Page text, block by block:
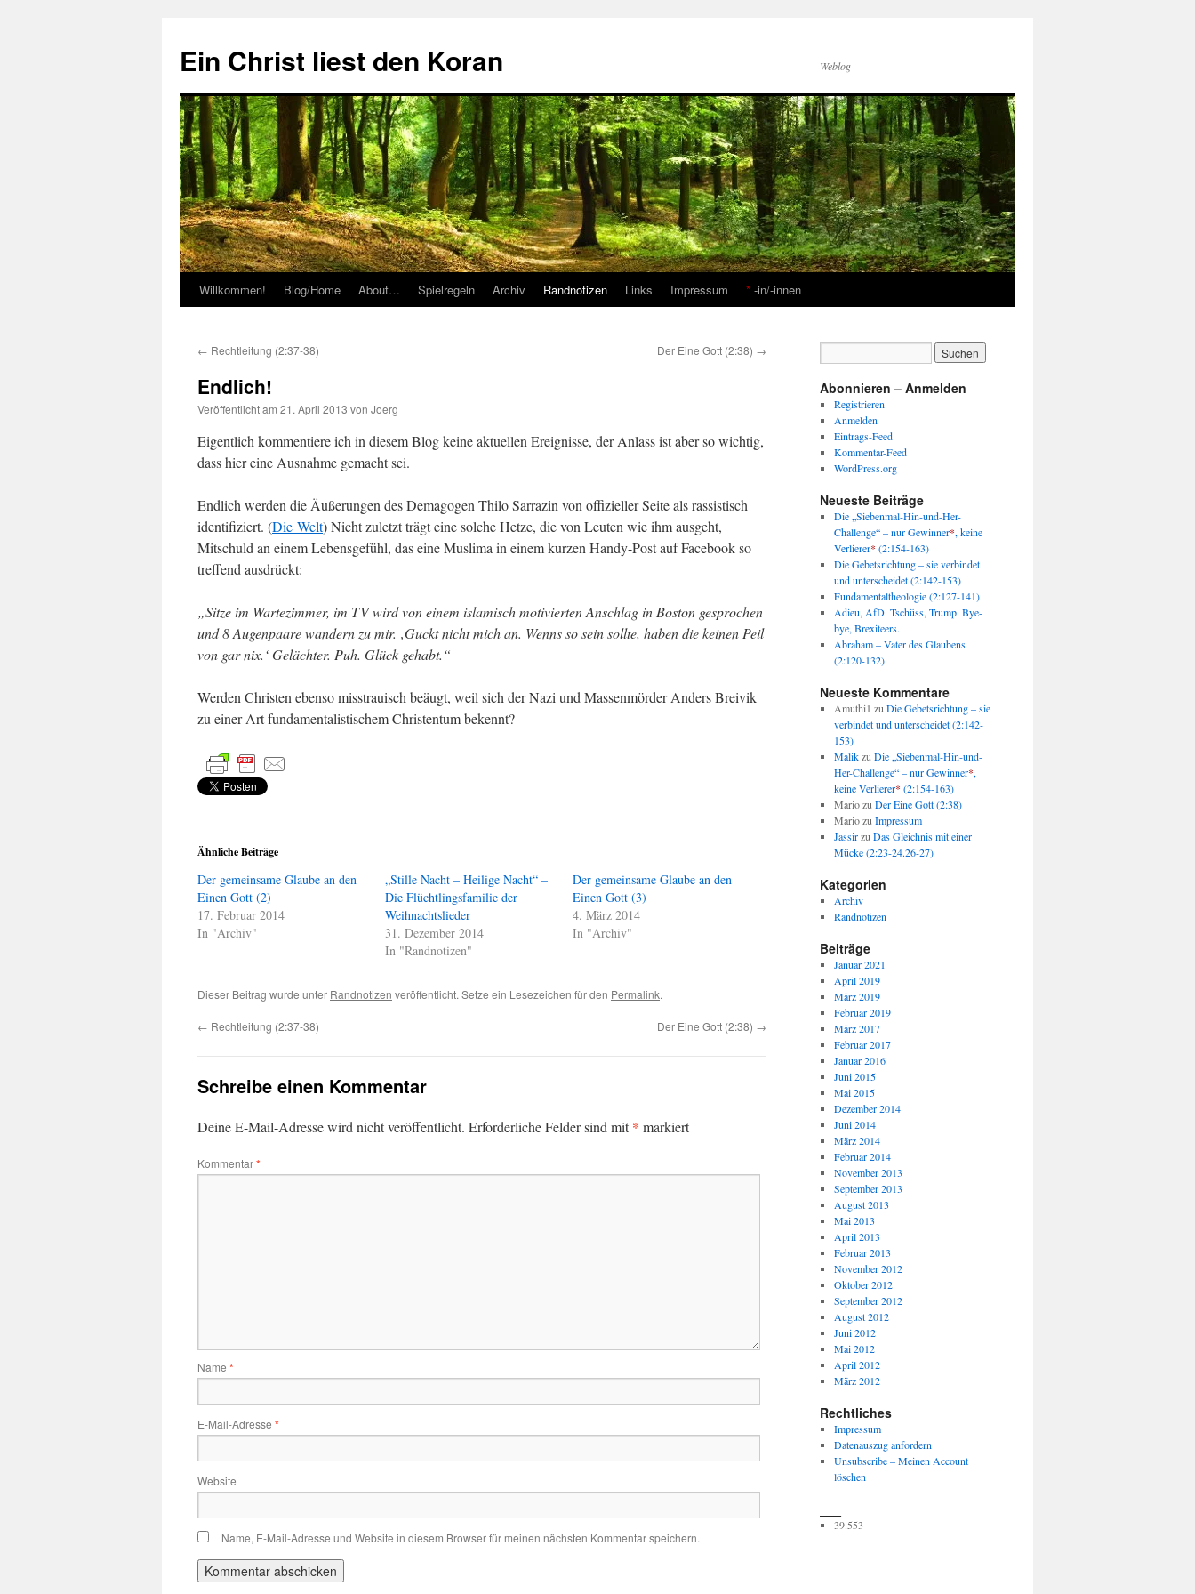
springen
Ein Christ liest den Koran Weblog
Willkommen! Blog/Home About… Spielregeln Archiv Randnotizen Links Impressum * -in/-innen
← Rechtleitung (2:37-38) Der Eine Gott (2:38) →
Endlich!
Veröffentlicht am 21. April 2013 von Joerg
Eigentlich kommentiere ich in diesem Blog keine aktuellen Ereignisse, der Anlass ist aber so wichtig,
dass hier eine Ausnahme gemacht sei.
Endlich werden die Äußerungen des Demagogen Thilo Sarrazin von offizieller Seite als rassistisch
identifiziert. (Die Welt) Nicht zuletzt trägt eine solche Hetze, die von Leuten wie ihm ausgeht,
Mitschuld an einem Lebensgefühl, das eine Muslima in einem kurzen Handy-Post auf Facebook so
treffend ausdrückt:
„Sitze im Wartezimmer, im TV wird von einem islamisch motivierten Anschlag in Boston gesprochen
und 8 Augenpaare wandern zu mir. ‚Guckt nicht mich an. Wenns so sein sollte, haben die keinen Peil
von gar nix.‘ Gelächter. Puh. Glück gehabt.“
Werden Christen ebenso misstrauisch beäugt, weil sich der Nazi und Massenmörder Anders Breivik
zu einer Art fundamentalistischem Christentum bekennt?
Ähnliche Beiträge
Der gemeinsame Glaube an den
Einen Gott (2)
17. Februar 2014
In "Archiv"
„Stille Nacht – Heilige Nacht“ –
Die Flüchtlingsfamilie der
Weihnachtslieder
31. Dezember 2014
In "Randnotizen"
Der gemeinsame Glaube an den
Einen Gott (3)
4. März 2014
In "Archiv"
Dieser Beitrag wurde unter Randnotizen veröffentlicht. Setze ein Lesezeichen für den Permalink.
← Rechtleitung (2:37-38) Der Eine Gott (2:38) →
Schreibe einen Kommentar
Deine E-Mail-Adresse wird nicht veröffentlicht. Erforderliche Felder sind mit* markiert
Kommentar*
Name *
E-Mail-Adresse *
Website
Name, E-Mail-Adresse und Website in diesem Browser für meinen nächsten Kommentar speichern.
Abonnieren – Anmelden
Registrieren
Anmelden
Eintrags-Feed
Kommentar-Feed
WordPress.org
Neueste Beiträge
Die „Siebenmal-Hin-und-Her-
Challenge“ – nur Gewinner*, keine
Verlierer* (2:154-163)
Die Gebetsrichtung – sie verbindet
und unterscheidet (2:142-153)
Fundamentaltheologie (2:127-141)
Adieu, AfD. Tschüss, Trump. Bye-
bye, Brexiteers.
Abraham – Vater des Glaubens
(2:120-132)
Neueste Kommentare
Amuthi1 zu Die Gebetsrichtung – sie
verbindet und unterscheidet (2:142-
153)
Malikzu Die „Siebenmal-Hin-und-
Her-Challenge“ – nur Gewinner*,
keine Verlierer* (2:154-163)
Mariozu Der Eine Gott (2:38)
Mariozu Impressum
Jassirzu Das Gleichnis mit einer
Mücke (2:23-24.26-27)
Kategorien
Archiv
Randnotizen
Beiträge
Januar 2021
April 2019
März 2019
Februar 2019
März 2017
Februar 2017
Januar 2016
Juni 2015
Mai 2015
Dezember 2014
Juni 2014
März 2014
Februar 2014
November 2013
September 2013
August 2013
Mai 2013
April 2013
Februar 2013
November 2012
Oktober 2012
September 2012
August 2012
Juni 2012
Mai 2012
April 2012
März 2012
Rechtliches
Impressum
Datenauszug anfordern
Unsubscribe – Meinen Account
löschen
39.553